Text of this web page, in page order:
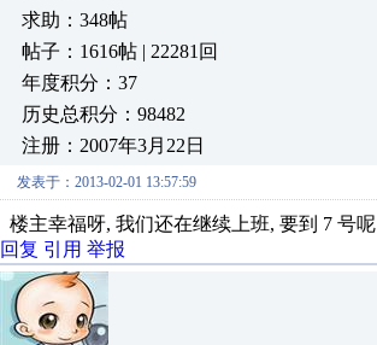
求助：348帖
帖子：1616帖 | 22281回
年度积分：37
历史总积分：98482
注册：2007年3月22日
发表于：2013-02-01 13:57:59
楼主幸福呀, 我们还在继续上班, 要到 7 号呢
回复 引用 举报